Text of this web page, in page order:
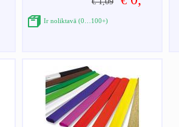
Ir noliktavā (0…100+)